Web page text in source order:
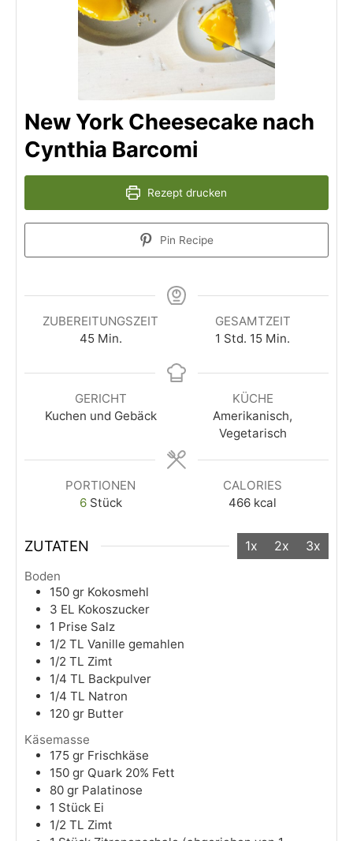
New York Cheesecake nach
Cynthia Barcomi
Rezept drucken
Pin Recipe
ZUBEREITUNGSZEIT
45 Min.
GESAMTZEIT
1 Std. 15 Min.
GERICHT
Kuchen und Gebäck
KÜCHE
Amerikanisch,
Vegetarisch
PORTIONEN
6 Stück
CALORIES
466 kcal
ZUTATEN 1x 2x 3x
Boden
150 gr Kokosmehl
3 EL Kokoszucker
1 Prise Salz
1/2 TL Vanille gemahlen
1/2 TL Zimt
1/4 TL Backpulver
1/4 TL Natron
120 gr Butter
Käsemasse
175 gr Frischkäse
150 gr Quark 20% Fett
80 gr Palatinose
1 Stück Ei
1/2 TL Zimt